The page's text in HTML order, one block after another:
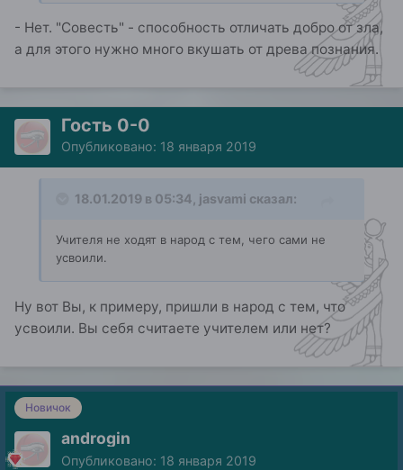
- Нет. "Совесть" - способность отличать добро от зла,
а для этого нужно много вкушать от древа познания.
Гость 0-0
Опубликовано: 18 января 2019
18.01.2019 в 05:34, jasvami сказал:
Учителя не ходят в народ с тем, чего сами не
усвоили.
Ну вот Вы, к примеру, пришли в народ с тем, что
усвоили. Вы себя считаете учителем или нет?
Новичок
androgin
Опубликовано: 18 января 2019